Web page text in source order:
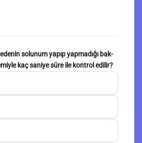
solunum yapıp yapmadığı bak-
kaç saniye süre ile kontrol edilir?